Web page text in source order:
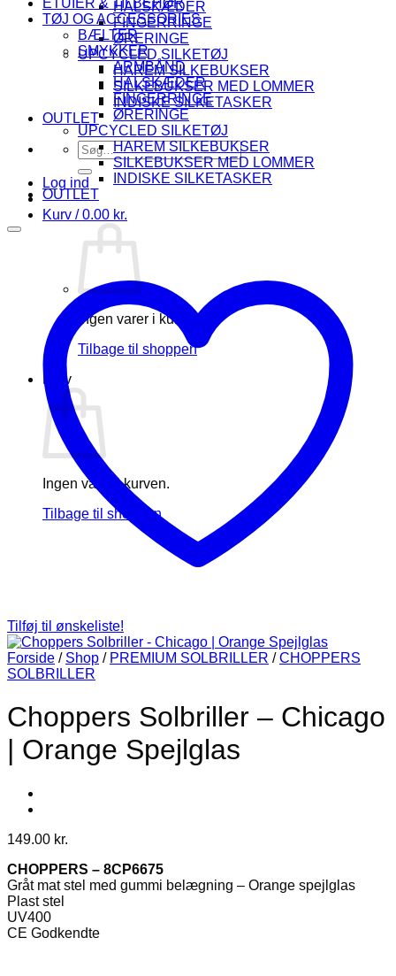
HALSKÆDER
FINGERRINGE
ØRERINGE
UPCYCLED SILKETØJ
HAREM SILKEBUKSER
SILKEBUKSER MED LOMMER
INDISKE SILKETASKER
OUTLET
Søg
efter:
Log ind
Kurv /0.00 kr.
Ingen varer i kurven.
Tilbage til shoppen
Kurv
Ingen varer i kurven.
Tilbage til shoppen
TØJ OG ACCESSORIES
BÆLTER
SMYKKER
ARMBÅND
HALSKÆDER
FINGERRINGE
ØRERINGE
UPCYCLED SILKETØJ
HAREM SILKEBUKSER
SILKEBUKSER MED LOMMER
INDISKE SILKETASKER
OUTLET
Tilføj til ønskeliste!
Forside / Shop / PREMIUM SOLBRILLER / CHOPPERS
SOLBRILLER
Choppers Solbriller – Chicago
| Orange Spejlglas
149.00 kr.
CHOPPERS – 8CP6675
Gråt mat stel med gummi belægning – Orange spejlglas
Plast stel
UV400
CE Godkendte